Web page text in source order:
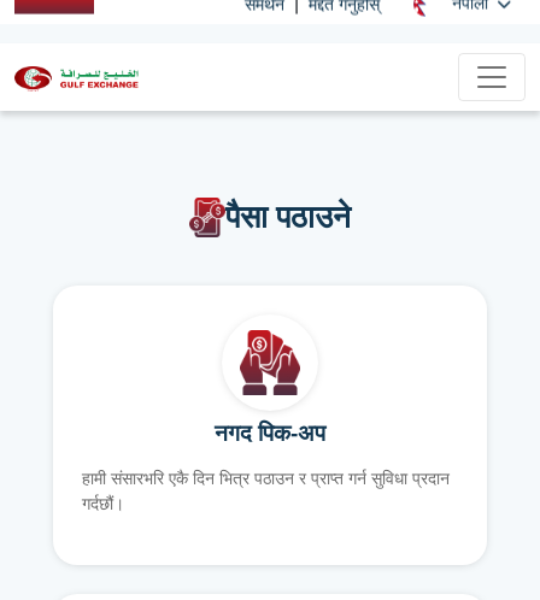
पैसा पठाउने
नगद पिक-अप
हामी संसारभरि एकै दिन भित्र पठाउन र प्राप्त गर्न सुविधा प्रदान
गर्दछौं।